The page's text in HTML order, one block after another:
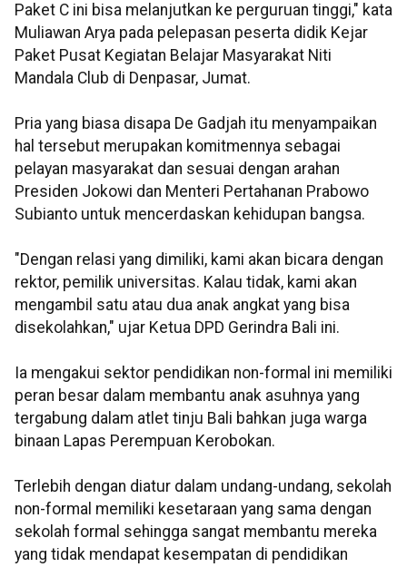
Paket C ini bisa melanjutkan ke perguruan tinggi," kata
Muliawan Arya pada pelepasan peserta didik Kejar
Paket Pusat Kegiatan Belajar Masyarakat Niti
Mandala Club di Denpasar, Jumat.
Pria yang biasa disapa De Gadjah itu menyampaikan
hal tersebut merupakan komitmennya sebagai
pelayan masyarakat dan sesuai dengan arahan
Presiden Jokowi dan Menteri Pertahanan Prabowo
Subianto untuk mencerdaskan kehidupan bangsa.
"Dengan relasi yang dimiliki, kami akan bicara dengan
rektor, pemilik universitas. Kalau tidak, kami akan
mengambil satu atau dua anak angkat yang bisa
disekolahkan," ujar Ketua DPD Gerindra Bali ini.
Ia mengakui sektor pendidikan non-formal ini memiliki
peran besar dalam membantu anak asuhnya yang
tergabung dalam atlet tinju Bali bahkan juga warga
binaan Lapas Perempuan Kerobokan.
Terlebih dengan diatur dalam undang-undang, sekolah
non-formal memiliki kesetaraan yang sama dengan
sekolah formal sehingga sangat membantu mereka
yang tidak mendapat kesempatan di pendidikan